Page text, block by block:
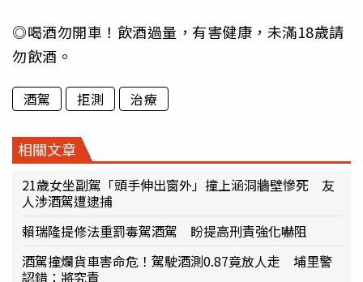
◎喝酒勿開車！飲酒過量，有害健康，未滿18歲請
勿飲酒。
酒駕 拒測 治療
相關文章
21歲女坐副駕「頭手伸出窗外」撞上涵洞牆壁慘死 友
人涉酒駕遭逮捕
賴瑞隆提修法重罰毒駕酒駕 盼提高刑責強化嚇阻
酒駕撞爛貨車害命危！駕駛酒測0.87竟放人走 埔里警
認錯：將究責